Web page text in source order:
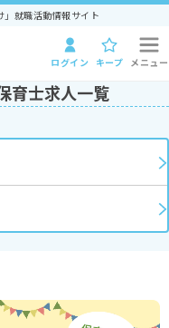
」就職活動情報サイト
ログイン キープ メニュー
育士求人一覧